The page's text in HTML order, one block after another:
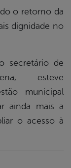
o retorno da
dignidade no
secretário de
esteve
municipal
ainda mais a
o acesso à